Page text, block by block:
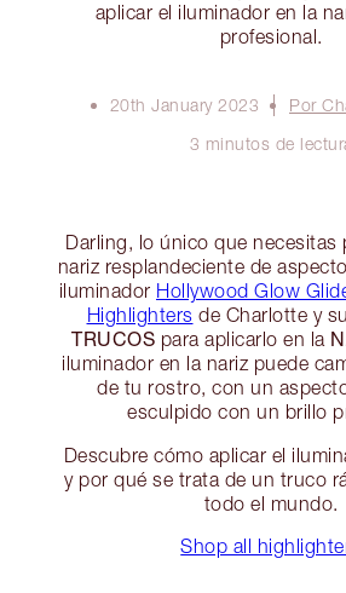
aplicar el iluminador en la
profesional.
20th January 2023
Por
3 minutos de
Darling, lo único que necesitas
nariz resplandeciente de
iluminador Hollywood Glow
Highlighters de Charlotte y
TRUCOS para aplicarlo en la
iluminador en la nariz puede
de tu rostro, con un
esculpido con un brillo
Descubre cómo aplicar el
y por qué se trata de un truco
todo el mundo.
Shop all